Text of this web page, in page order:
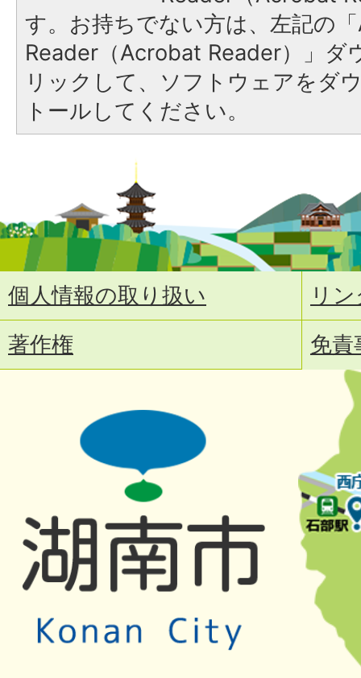
す。お持ちでない方は、左記の
Reader（Acrobat Reader）」ダ
リックして、ソフトウェアをダ
トールしてください。
個人情報の取り扱い
リ
著作権
免責